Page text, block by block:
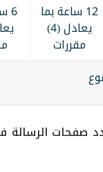
12 ساعة بما
يعادل (4)
مقررات
صفحات الرسالة